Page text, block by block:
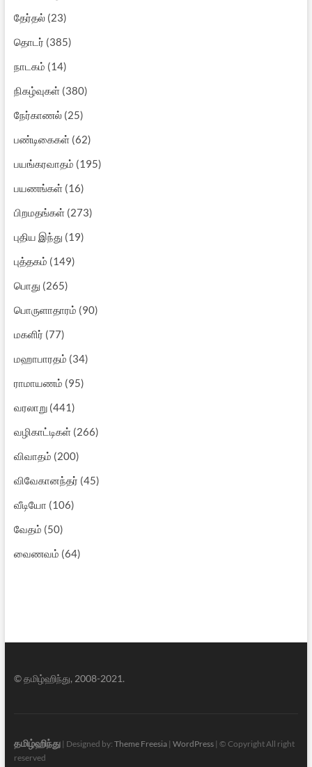
தேர்தல்(23)
தொடர் (385)
நாடகம் (14)
நிகழ்வுகள்(380)
நேர்காணல்(25)
பண்டிகைகள்(62)
பயங்கரவாதம் (195)
பயணங்கள்(16)
பிறமதங்கள்(273)
புதிய இந்து (19)
புத்தகம் (149)
பொது (265)
பொருளாதாரம் (90)
மகளிர் (77)
மஹாபாரதம் (34)
ராமாயணம் (95)
வரலாறு(441)
வழிகாட்டிகள்(266)
விவாதம் (200)
விவேகானந்தர் (45)
வீடியோ (106)
வேதம் (50)
வைணவம் (64)
© தமிழ்ஹிந்து, 2008-2021.
தமிழ்ஹிந்து| Designed by: Theme Freesia| WordPress| © Copyright All right
reserved